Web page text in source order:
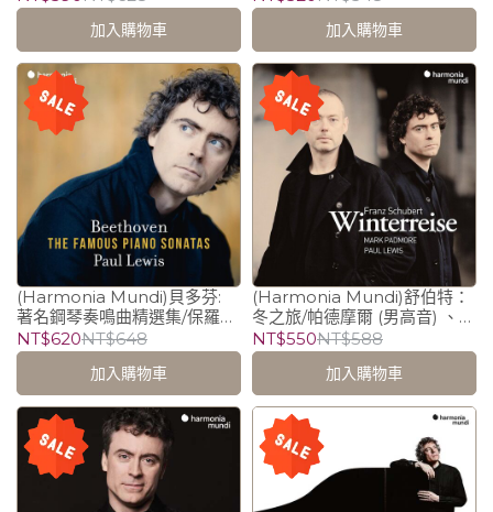
加入購物車 加入購物車
(Harmonia Mundi)貝多芬:
著名鋼琴奏鳴曲精選集/保羅．
路易斯 Paul Lewis (piano)
NT$620NT$648
加入購物車
(Harmonia Mundi)舒伯特：
冬之旅/帕德摩爾 (男高音) 、保
羅．路易斯 Paul Lewis
(piano)
NT$550NT$588
加入購物車